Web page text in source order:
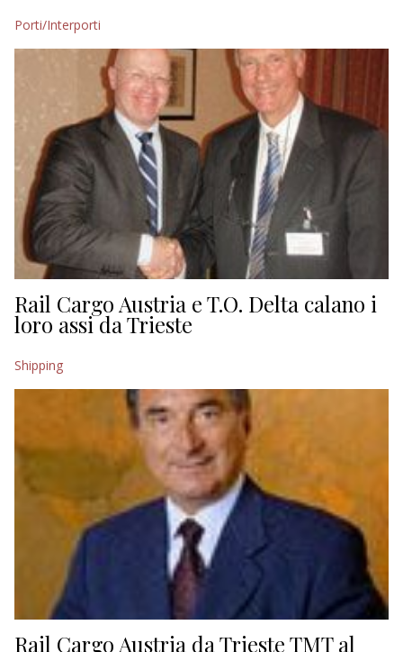
Porti/Interporti
Rail Cargo Austria e T.O. Delta calano i
loro assi da Trieste
Shipping
Rail Cargo Austria da Trieste TMT al